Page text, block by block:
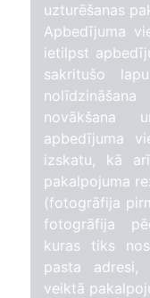
uzturēšanas
Apbedījuma
ietilpst
sakritušo
novākšana
apbedījuma
izskatu, kā
pakalpojuma
(fotogrāfija
fotogrāfija
kuras tiks
pasta adresi,
veiktā